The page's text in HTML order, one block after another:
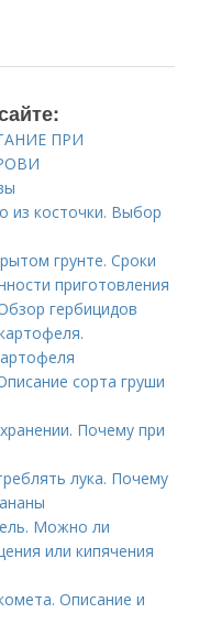
ПРИ
из косточки. Выбор
грунте. Сроки
приготовления
гербицидов
сорта груши
Почему при
лука. Почему
Можно ли
или кипячения
Описание и